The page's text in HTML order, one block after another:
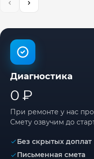
Диагностика
0 ₽
При ремонте у нас
Смету озвучим до
Без скрытых доплат
Письменная смета